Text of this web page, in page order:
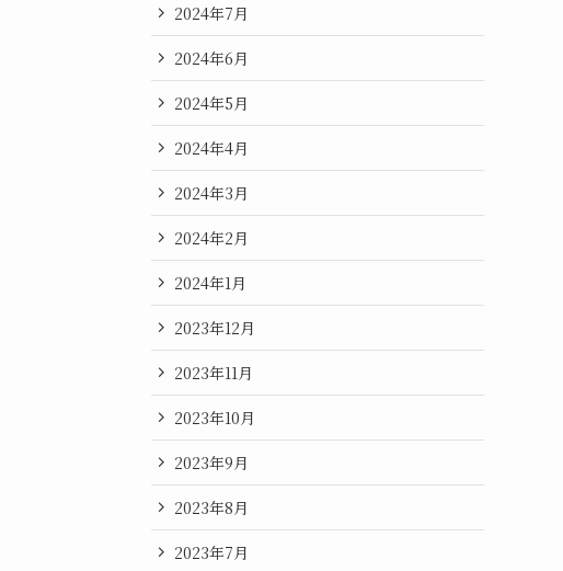
2024年7月
2024年6月
2024年5月
2024年4月
2024年3月
2024年2月
2024年1月
2023年12月
2023年11月
2023年10月
2023年9月
2023年8月
2023年7月